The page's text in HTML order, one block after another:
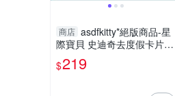
商店 asdfkitty*絕版商品-星
際寶貝 史迪奇去度假卡片收
納包/信用卡夾-日本製
$219